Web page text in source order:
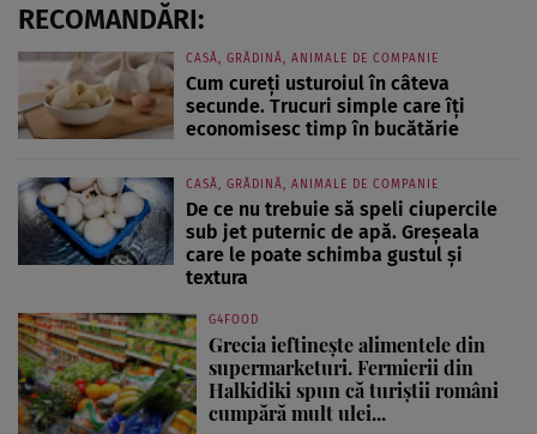
RECOMANDĂRI:
CASĂ, GRĂDINĂ, ANIMALE DE COMPANIE
Cum cureți usturoiul în câteva
secunde. Trucuri simple care îți
economisesc timp în bucătărie
CASĂ, GRĂDINĂ, ANIMALE DE COMPANIE
De ce nu trebuie să speli ciupercile
sub jet puternic de apă. Greșeala
care le poate schimba gustul și
textura
G4FOOD
Grecia ieftinește alimentele din
supermarketuri. Fermierii din
Halkidiki spun că turiștii români
cumpără mult ulei...